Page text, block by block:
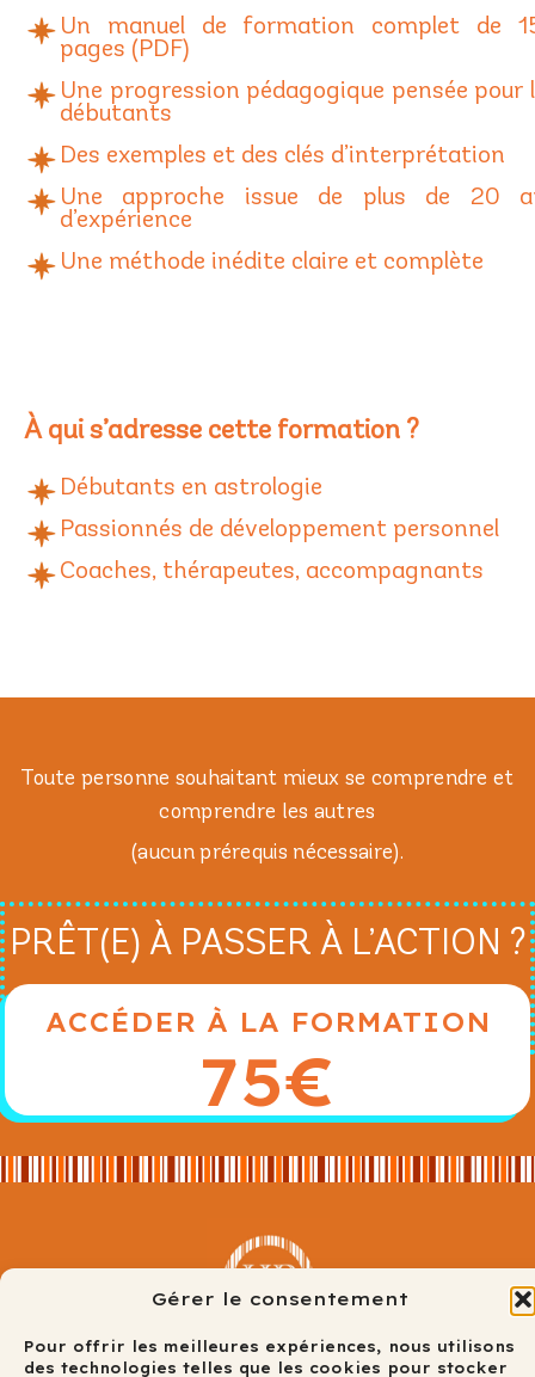
Gérer le consentement
Pour offrir les meilleures expériences, nous utilisons
des technologies telles que les cookies pour stocker
Un manuel de formation complet de
pages (PDF)
Une progression pédagogique pensée pour
débutants
Des exemples et des clés d’interprétation
Une approche issue de plus de 20
d’expérience
Une méthode inédite claire et complète
À qui s’adresse cette formation ?
Débutants en astrologie
Passionnés de développement personnel
Coaches, thérapeutes, accompagnants
Toute personne souhaitant mieux se comprendre et
comprendre les autres
(aucun prérequis nécessaire).
PRÊT(E) À PASSER À L’ACTION ?
ACCÉDER À LA FORMATION
75€